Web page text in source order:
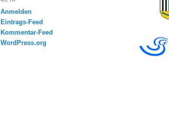
Anmelden
Eintrags-Feed
Kommentar-Feed
WordPress.org